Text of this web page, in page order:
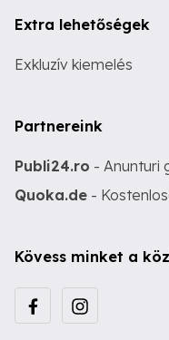
Extra lehetőségek
Exkluzív kiemelés
Partnereink
Publi24.ro - Anunturi
Quoka.de -
Kövess minket a